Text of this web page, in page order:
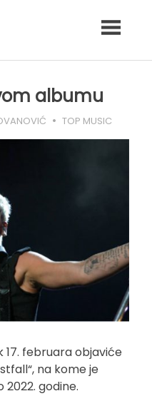
albumu
TOP MUSIC
17. februara objaviće
na kome je
2022. godine.